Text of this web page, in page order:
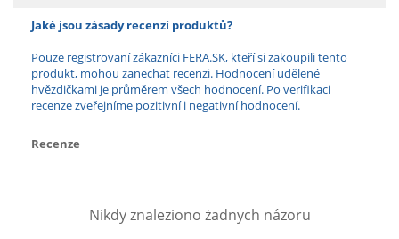
Jaké jsou zásady recenzí produktů?
Pouze registrovaní zákazníci FERA.SK, kteří si zakoupili tento
produkt, mohou zanechat recenzi. Hodnocení udělené
hvězdičkami je průměrem všech hodnocení. Po verifikaci
recenze zveřejníme pozitivní i negativní hodnocení.
Recenze
Nikdy znaleziono żadnych názoru